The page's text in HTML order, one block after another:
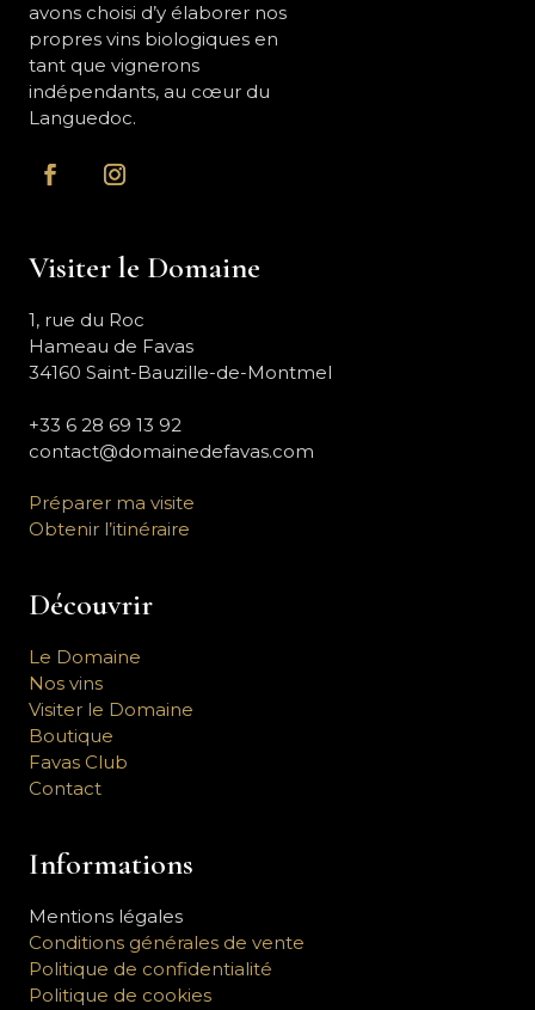
avons choisi d’y élaborer nos
propres vins biologiques en
tant que vignerons
indépendants, au cœur du
Languedoc.
Visiter le Domaine
1, rue du Roc
Hameau de Favas
34160 Saint-Bauzille-de-Montmel
+33 6 28 69 13 92
contact@domainedefavas.com
Préparer ma visite
Obtenir l’itinéraire
Découvrir
Le Domaine
Nos vins
Visiter le Domaine
Boutique
Favas Club
Contact
Informations
Mentions légales
Conditions générales de vente
Politique de confidentialité
Politique de cookies